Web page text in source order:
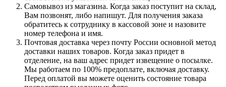
Самовывоз из магазина. Когда заказ поступит на склад,
Вам позвонят, либо напишут. Для получения заказа
обратитесь к сотруднику в кассовой зоне и назовите
номер телефона и имя.
Почтовая доставка через почту России основной метод
доставки наших товаров. Когда заказ придет в
отделение, на ваш адрес придет извещение о посылке.
Мы работаем по 100% предоплате, включая доставку.
Перед оплатой вы можете оценить состояние товара